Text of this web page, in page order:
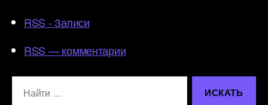
RSS - Записи
RSS — комментарии